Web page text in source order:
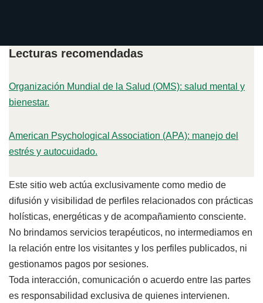
Lecturas recomendadas
Organización Mundial de la Salud (OMS): salud mental y
bienestar.
American Psychological Association (APA): manejo del
estrés y autocuidado.
Este sitio web actúa exclusivamente como medio de
difusión y visibilidad de perfiles relacionados con prácticas
holísticas, energéticas y de acompañamiento consciente.
No brindamos servicios terapéuticos, no intermediamos en
la relación entre los visitantes y los perfiles publicados, ni
gestionamos pagos por sesiones.
Toda interacción, comunicación o acuerdo entre las partes
es responsabilidad exclusiva de quienes intervienen.